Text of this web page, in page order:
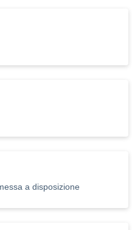
a disposizione